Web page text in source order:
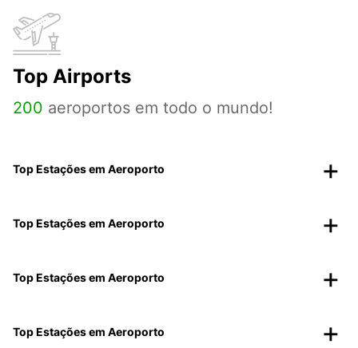
Top Airports
200 aeroportos em todo o mundo!
Top Estações em Aeroporto
Top Estações em Aeroporto
Top Estações em Aeroporto
Top Estações em Aeroporto